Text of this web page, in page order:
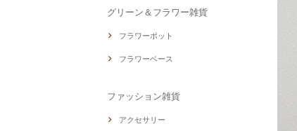
グリーン＆フラワー雑貨
フラワーポット
フラワーベース
ファッション雑貨
アクセサリー